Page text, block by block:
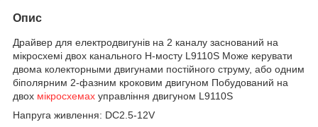
Опис
Драйвер для електродвигунів на 2 каналу заснований на
мікросхемі двох канального H-мосту L9110S Може керувати
двома колекторными двигунами постійного струму, або одним
біполярним 2-фазним кроковим двигуном Побудований на
двох мікросхемах управління двигуном L9110S
Напруга живлення: DC2.5-12V